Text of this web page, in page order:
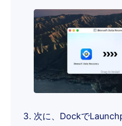
次に、Dockで